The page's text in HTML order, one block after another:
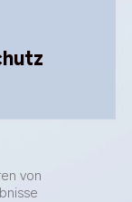
von